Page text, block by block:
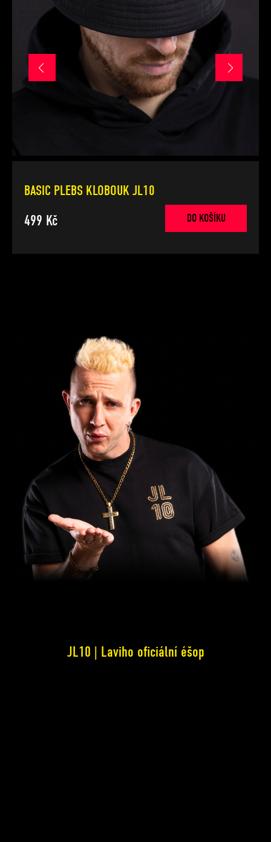
BASIC PLEBS KLOBOUK JL10
499 Kč DO KOŠÍKU
JL10 | Laviho oficiální éšop